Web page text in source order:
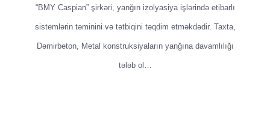
“BMY Caspian” şirkəri, yanğın izolyasiya işlərində etibarlı
sistemlərin təminini və tətbiqini təqdim etməkdədir. Taxta,
Dəmirbeton, Metal konstruksiyaların yanğına davamlılığı
tələb ol…